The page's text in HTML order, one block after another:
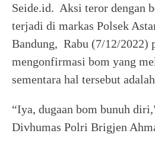
Seide.id. Aksi teror dengan
terjadi di markas Polsek
Bandung, Rabu (7/12/2022)
mengonfirmasi bom yang
sementara hal tersebut
“Iya, dugaan bom bunuh
Divhumas Polri Brigjen